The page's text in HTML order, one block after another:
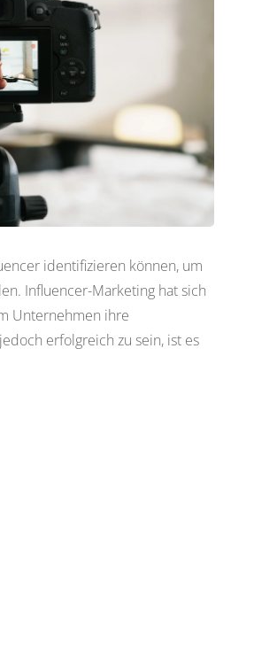
identifizieren können, um
Influencer-Marketing hat sich
Unternehmen ihre
erfolgreich zu sein, ist es